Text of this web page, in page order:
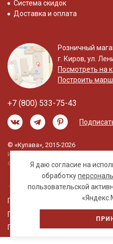
Я даю согласие на
обработку
пользовательской
Система скидок
Доставка и оплата
Розничный
г. Киров, ул.
Посмотреть на
Построить
+7 (800) 533-75-43
© «Купава», 2015-2026
Информация на сайте не является
офертой.
Правовая информация
Политика обработки
Пользовательское соглашение